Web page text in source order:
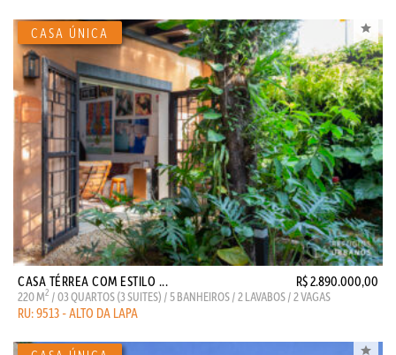
CASA TÉRREA COM ESTILO ... R$ 2.890.000,00
220 M2 / 03 QUARTOS (3 SUITES) / 5 BANHEIROS / 2 LAVABOS / 2 VAGAS
RU: 9513 - ALTO DA LAPA